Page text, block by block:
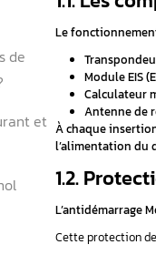
de démarrage
?